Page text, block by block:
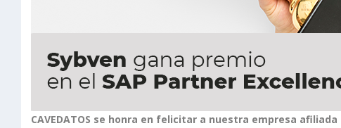
CAVEDATOS se honra en felicitar a nuestra empresa